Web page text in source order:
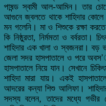
পাষন্ড স্বামী আল-আমিন। তার
আগুনে জ্বলতে থাকে শাহিদার
মন গলেনি। মা ও শিশুকে রক্ষা
কি নিষ্ঠুরতা, নির্মমতা ও বর্বরতা।
শাহিদার এক খালা ও স্বজনরা। বড়
জেলা সদর হাসপাতালে ও পরে
হাসপাতালে নিয়ে যান। সেখানে
শাহিদা মারা যায়। একই
আদরের কন্যা শিশু আলিফা।
সদস্য বলেন, তাদের মধ্যে